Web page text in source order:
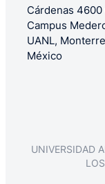
Cárdenas 4600
Campus
UANL,
México
UNIVERSIDAD